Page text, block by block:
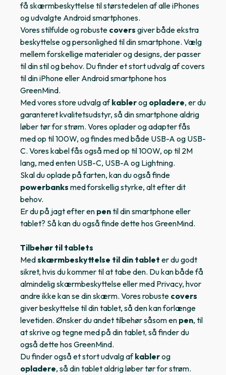
få skærmbeskyttelse til størstedelen af alle iPhones
og udvalgte Android smartphones.
Vores stilfulde og robuste covers giver både ekstra
beskyttelse og personlighed til din smartphone. Vælg
mellem forskellige materialer og designs, der passer
til din stil og behov. Du finder et stort udvalg af covers
til din iPhone eller Android smartphone hos
GreenMind.
Med vores store udvalg afkablerog opladere, er du
garanteret kvalitetsudstyr, så din smartphone aldrig
løber tør for strøm. Vores oplader og adapter fås
med op til 100W, og findes med både USB-A og USB-
C. Vores kabel fås også med op til 100W, op til 2M
lang, med enten USB-C, USB-A og Lightning.
Skal du oplade på farten, kan du også finde
powerbanks med forskellig styrke, alt efter dit
behov.
Er du på jagt efter en pentil din smartphone eller
tablet? Så kan du også finde dette hos GreenMind.
Tilbehør til tablets
Medskærmbeskyttelse til din tablet er du godt
sikret, hvis du kommer til at tabe den. Du kan både få
almindelig skærmbeskyttelse eller med Privacy, hvor
andre ikke kan se din skærm. Vores robuste covers
giver beskyttelse til din tablet, så den kan forlænge
levetiden. Ønsker du andet tilbehør såsom en pen, til
at skrive og tegne med på din tablet, så finder du
også dette hos GreenMind.
Du finder også et stort udvalg afkablerog
opladere, så din tablet aldrig løber tør for strøm.